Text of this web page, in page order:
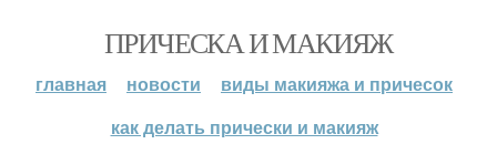
ПРИЧЕСКА И МАКИЯЖ
главная новости
виды макияжа и причесок
как делать прически и макияж